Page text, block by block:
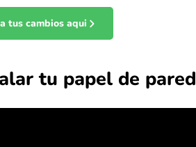
tus cambios aqui
tu papel de pared